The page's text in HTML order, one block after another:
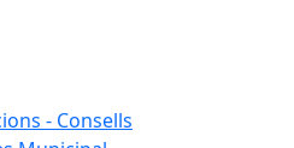
- Consells